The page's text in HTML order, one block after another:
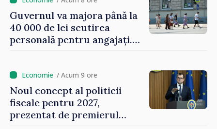
Guvernul va majora până la
40 000 de lei scutirea
personală pentru angajați.
oamenilor”/ Acum 9 ore
Noul concept al politicii
fiscale pentru 2027,
prezentat de premierul